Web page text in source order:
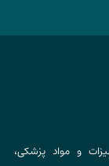
و مواد پزشکی،